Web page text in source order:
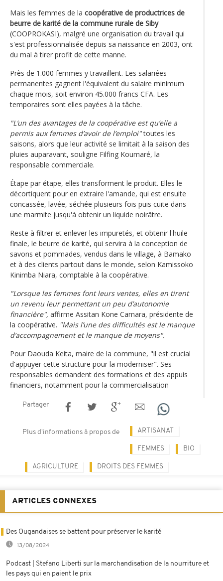
Mais les femmes de la coopérative de productrices de
beurre de karité de la commune rurale de Siby
(COOPROKASI), malgré une organisation du travail qui
s'est professionnalisée depuis sa naissance en 2003, ont
du mal à tirer profit de cette manne.
Près de 1.000 femmes y travaillent. Les salariées
permanentes gagnent l'équivalent du salaire minimum
chaque mois, soit environ 45.000 francs CFA. Les
temporaires sont elles payées à la tâche.
"L’un des avantages de la coopérative est qu’elle a
permis aux femmes d’avoir de l’emploi"toutes les
saisons, alors que leur activité se limitait à la saison des
pluies auparavant, souligne Filfing Koumaré, la
responsable commerciale.
Étape par étape, elles transforment le produit. Elles le
décortiquent pour en extraire l'amande, qui est ensuite
concassée, lavée, séchée plusieurs fois puis cuite dans
une marmite jusqu'à obtenir un liquide noirâtre.
Reste à filtrer et enlever les impuretés, et obtenir l'huile
finale, le beurre de karité, qui servira à la conception de
savons et pommades, vendus dans le village, à Bamako
et à des clients partout dans le monde, selon Kamissoko
Kinimba Niara, comptable à la coopérative.
"Lorsque les femmes font leurs ventes, elles en tirent
un revenu leur permettant un peu d’autonomie
financière", affirme Assitan Kone Camara, présidente de
la coopérative. "Mais l’une des difficultés est le manque
d’accompagnement et le manque de moyens".
Pour Daouda Keita, maire de la commune, "il est crucial
d'appuyer cette structure pour la moderniser". Ses
responsables demandent des formations et des appuis
financiers, notamment pour la commercialisation
Partager
Plus d'informations à propos de ARTISANAT
FEMMES BIO
AGRICULTURE DROITS DES FEMMES
ARTICLES CONNEXES
Des Ougandaises se battent pour préserver le karité
13/08/2024
Podcast | Stefano Liberti sur la marchandisation de la nourriture et
les pays qui en paient le prix